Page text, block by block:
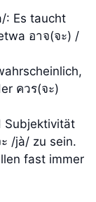
: Es taucht
อาจ(จะ) /
ควร(จะ)
Subjektivität
/jà/ zu sein.
fast immer